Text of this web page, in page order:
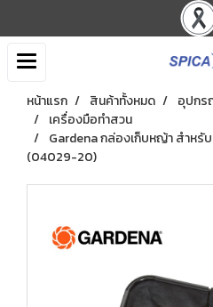
หน้าแรก สินค้าทั้งหมด
อุปกร
เครื่องมือทำสวน
Gardena กล่องเก็บหญ้า สำหรั
(04029-20)